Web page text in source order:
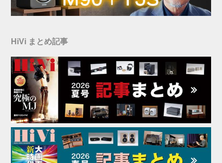
HiVi まとめ記事